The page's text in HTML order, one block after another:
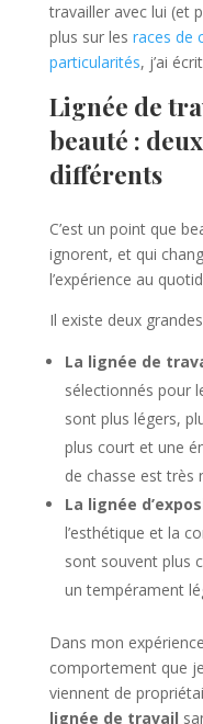
travailler avec lui (et
plus sur les races de
particularités, j’ai
Lignée de
beauté :
différents
C’est un point que
ignorent, et qui
l’expérience au
Il existe deux
La lignée de
sélectionnés pour
sont plus légers,
plus court et une
de chasse est très
La lignée
l’esthétique et la
sont souvent plus
un tempérament
Dans mon
comportement que
viennent de
lignée de travail